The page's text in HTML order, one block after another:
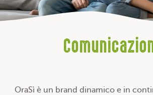
OraSì è un brand dinamico e in